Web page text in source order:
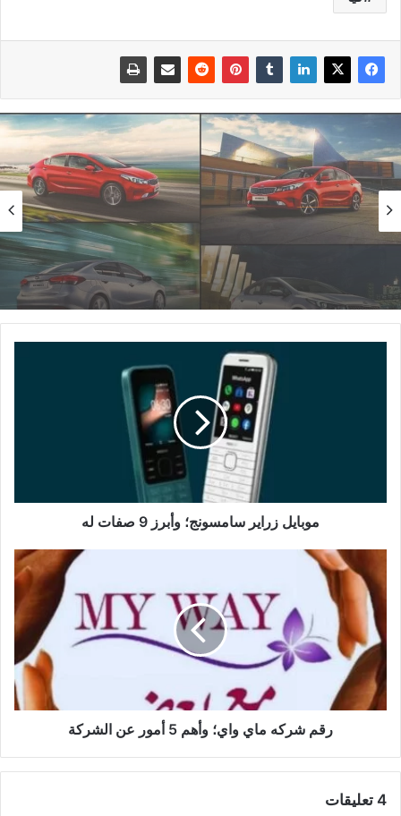
سيارات
سبتمبر 16, 2023
اسعار عربيات كيا سيراتو؛ وأهم 6 معلومات عن
موبايل زراير سامسونج؛ وأبرز 9 صفات له
شركه
ماي
واي؛
وأهم
أمور
عن
الشركة
رقم شركه ماي واي؛ وأهم 5 أمور عن الشركة
‫4 تعليقات